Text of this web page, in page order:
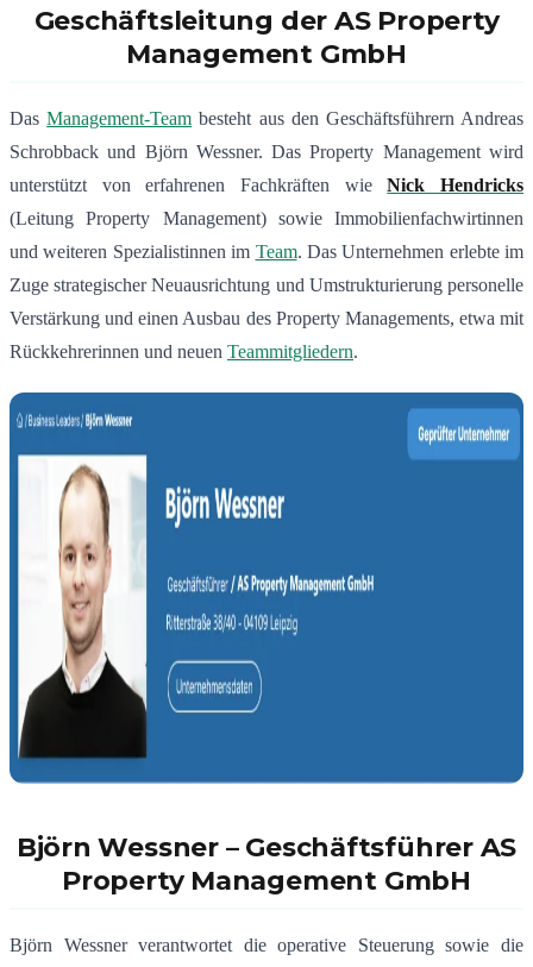
Geschäftsleitung der AS Property
Management GmbH
DasManagement-Team besteht aus den Geschäftsführern Andreas
Schrobback und Björn Wessner. Das Property Management wird
unterstützt von erfahrenen Fachkräften wieNick Hendricks
(Leitung Property Management) sowie Immobilienfachwirtinnen
und weiteren Spezialistinnen im Team. Das Unternehmen erlebte im
Zuge strategischer Neuausrichtung und Umstrukturierung personelle
Verstärkung und einen Ausbau des Property Managements, etwa mit
Rückkehrerinnen und neuen Teammitgliedern.
Björn Wessner – Geschäftsführer AS
Property Management GmbH
Björn Wessner verantwortet die operative Steuerung sowie die